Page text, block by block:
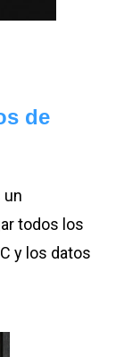
de
un
todos los
y los datos